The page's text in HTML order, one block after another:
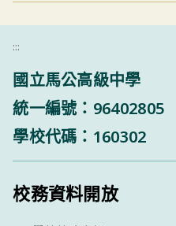
:::
國立馬公高級中學
統一編號：96402805
學校代碼：160302
校務資料開放